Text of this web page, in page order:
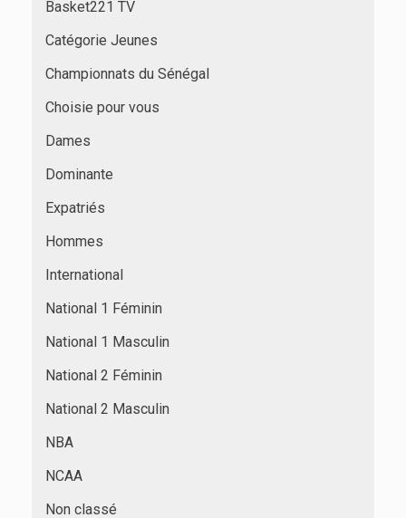
Basket221 TV
Catégorie Jeunes
Championnats du Sénégal
Choisie pour vous
Dames
Dominante
Expatriés
Hommes
International
National 1 Féminin
National 1 Masculin
National 2 Féminin
National 2 Masculin
NBA
NCAA
Non classé